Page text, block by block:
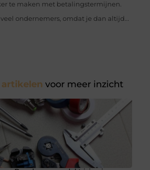
te maken met betalingstermijnen.
veel ondernemers, omdat je dan altijd...
artikelen voor meer inzicht